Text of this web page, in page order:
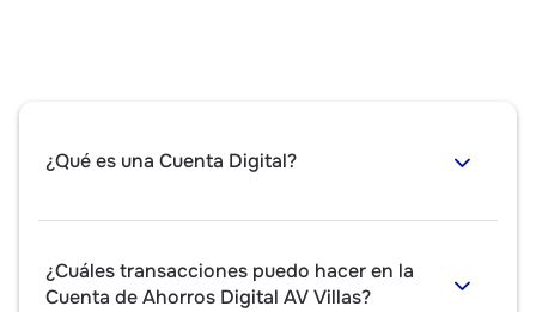
¿Qué es una Cuenta Digital?
¿Cuáles transacciones puedo hacer en la
Cuenta de Ahorros Digital AV Villas?